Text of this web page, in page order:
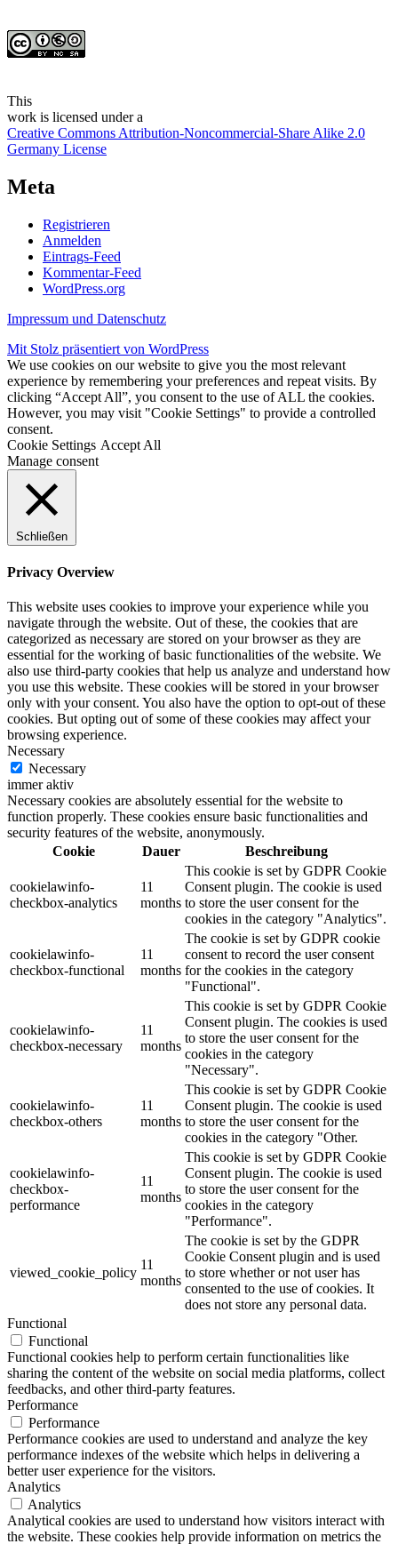
This
work is licensed under a
Creative Commons Attribution-Noncommercial-Share Alike 2.0
Germany License
Meta
Registrieren
Anmelden
Eintrags-Feed
Kommentar-Feed
WordPress.org
Impressum und Datenschutz
Mit Stolz präsentiert von WordPress
We use cookies on our website to give you the most relevant
experience by remembering your preferences and repeat visits. By
clicking “Accept All”, you consent to the use of ALL the cookies.
However, you may visit "Cookie Settings" to provide a controlled
consent.
Cookie Settings Accept All
Manage consent
Schließen
Privacy Overview
This website uses cookies to improve your experience while you
navigate through the website. Out of these, the cookies that are
categorized as necessary are stored on your browser as they are
essential for the working of basic functionalities of the website. We
also use third-party cookies that help us analyze and understand how
you use this website. These cookies will be stored in your browser
only with your consent. You also have the option to opt-out of these
cookies. But opting out of some of these cookies may affect your
browsing experience.
Necessary
Necessary
immer aktiv
Necessary cookies are absolutely essential for the website to
function properly. These cookies ensure basic functionalities and
security features of the website, anonymously.
Cookie
Dauer Beschreibung
cookielawinfo-
checkbox-analytics
11
months
This cookie is set by GDPR Cookie
Consent plugin. The cookie is used
to store the user consent for the
cookies in the category "Analytics".
cookielawinfo-
checkbox-functional
11
months
The cookie is set by GDPR cookie
consent to record the user consent
for the cookies in the category
"Functional".
cookielawinfo-
checkbox-necessary
11
months
This cookie is set by GDPR Cookie
Consent plugin. The cookies is used
to store the user consent for the
cookies in the category
"Necessary".
cookielawinfo-
checkbox-others
11
months
This cookie is set by GDPR Cookie
Consent plugin. The cookie is used
to store the user consent for the
cookies in the category "Other.
cookielawinfo-
checkbox-
performance
11
months
This cookie is set by GDPR Cookie
Consent plugin. The cookie is used
to store the user consent for the
cookies in the category
"Performance".
viewed_cookie_policy
11
months
The cookie is set by the GDPR
Cookie Consent plugin and is used
to store whether or not user has
consented to the use of cookies. It
does not store any personal data.
Functional
Functional
Functional cookies help to perform certain functionalities like
sharing the content of the website on social media platforms, collect
feedbacks, and other third-party features.
Performance
Performance
Performance cookies are used to understand and analyze the key
performance indexes of the website which helps in delivering a
better user experience for the visitors.
Analytics
Analytics
Analytical cookies are used to understand how visitors interact with
the website. These cookies help provide information on metrics the